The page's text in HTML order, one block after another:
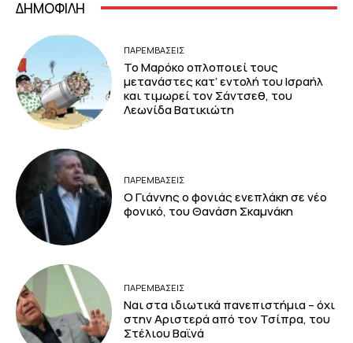
ΔΗΜΟΦΙΛΗ
ΠΑΡΕΜΒΑΣΕΙΣ
Το Μαρόκο οπλοποιεί τους
μετανάστες κατ’ εντολή του Ισραήλ
και τιμωρεί τον Σάντσεθ, του
Λεωνίδα Βατικιώτη
ΠΑΡΕΜΒΑΣΕΙΣ
Ο Γιάννης ο φονιάς ενεπλάκη σε νέο
φονικό, του Θανάση Σκαμνάκη
ΠΑΡΕΜΒΑΣΕΙΣ
Ναι στα ιδιωτικά πανεπιστήμια – όχι
στην Αριστερά από τον Τσίπρα, του
Στέλιου Βαϊνά